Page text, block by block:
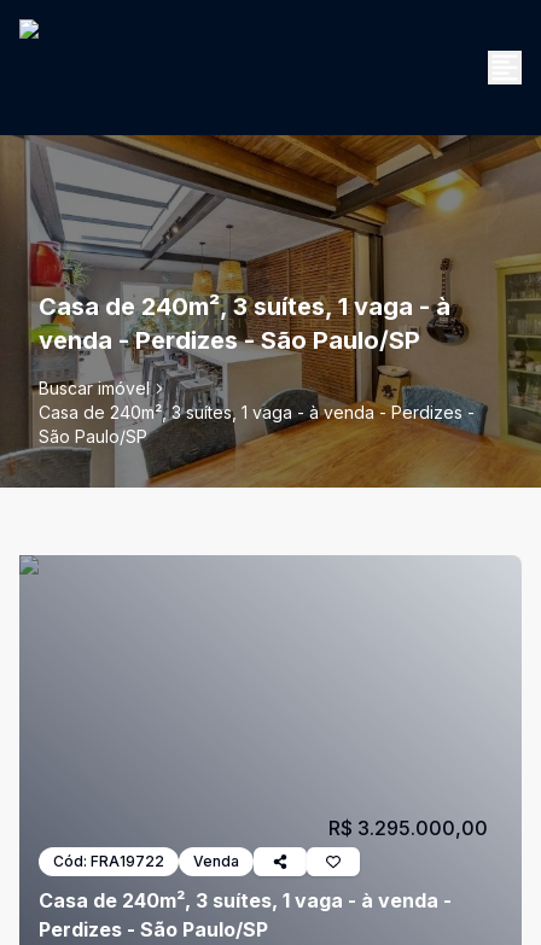
Casa de 240m², 3 suítes, 1 vaga - à
venda - Perdizes - São Paulo/SP
Buscar imóvel
Casa de 240m², 3 suítes, 1 vaga - à venda - Perdizes -
São Paulo/SP
Cód: FRA19722 Venda
Casa de 240m², 3 suítes, 1 vaga - à venda -
Perdizes - São Paulo/SP
R$ 3.295.000,00